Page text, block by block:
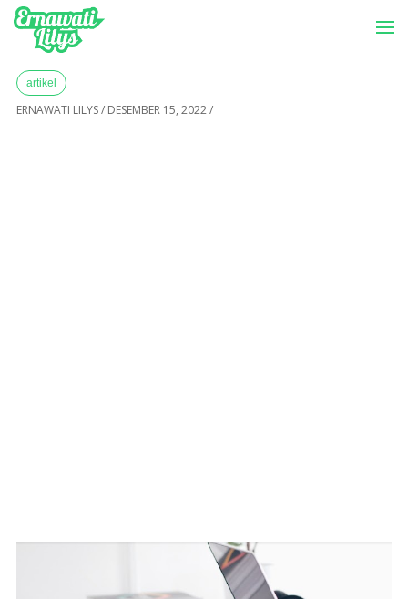
-->
Home»Archives for Desember 2022
artikel
ERNAWATI LILYS/ DESEMBER 15, 2022/